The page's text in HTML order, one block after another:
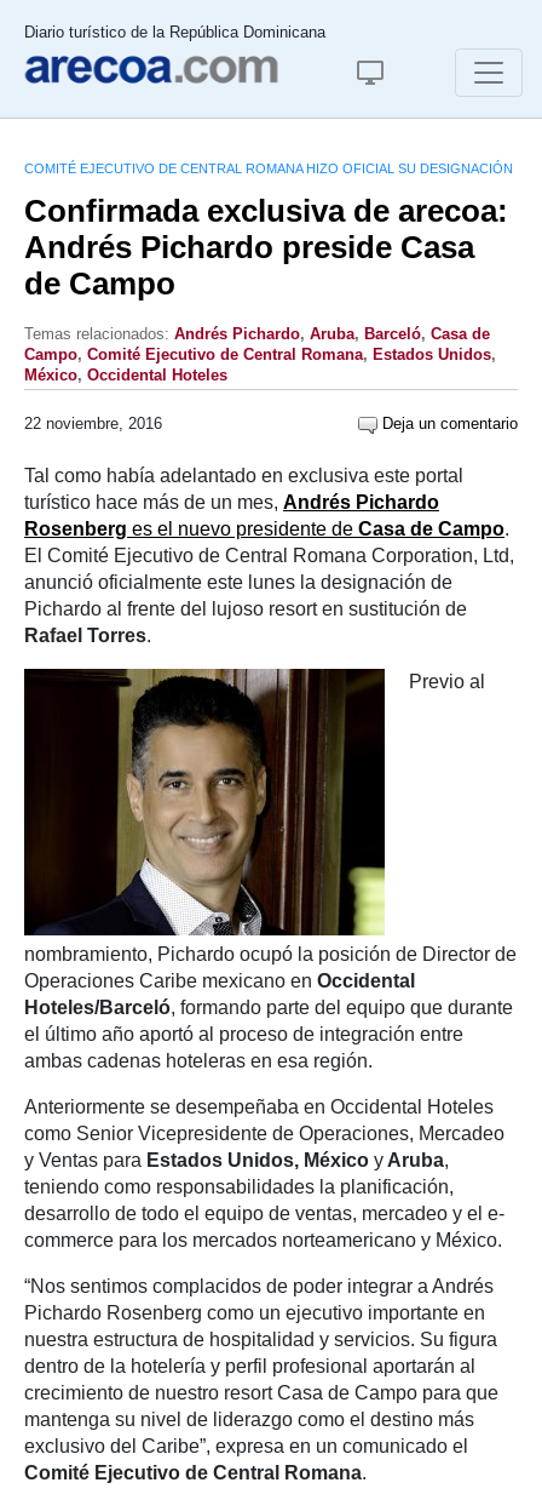
Diario turístico de la República Dominicana
COMITÉ EJECUTIVO DE CENTRAL ROMANA HIZO OFICIAL SU DESIGNACIÓN
Confirmada exclusiva de arecoa:
Andrés Pichardo preside Casa
de Campo
Temas relacionados: Andrés Pichardo, Aruba, Barceló, Casa de
Campo, Comité Ejecutivo de Central Romana, Estados Unidos,
México, Occidental Hoteles
22 noviembre, 2016 Deja un comentario
Tal como había adelantado en exclusiva este portal
turístico hace más de un mes, Andrés Pichardo
Rosenberg es el nuevo presidente de Casa de Campo.
El Comité Ejecutivo de Central Romana Corporation, Ltd,
anunció oficialmente este lunes la designación de
Pichardo al frente del lujoso resort en sustitución de
Rafael Torres.
Previo al
nombramiento, Pichardo ocupó la posición de Director de
Operaciones Caribe mexicano en Occidental
Hoteles/Barceló, formando parte del equipo que durante
el último año aportó al proceso de integración entre
ambas cadenas hoteleras en esa región.
Anteriormente se desempeñaba en Occidental Hoteles
como Senior Vicepresidente de Operaciones, Mercadeo
y Ventas para Estados Unidos, México y Aruba,
teniendo como responsabilidades la planificación,
desarrollo de todo el equipo de ventas, mercadeo y el e-
commerce para los mercados norteamericano y México.
“Nos sentimos complacidos de poder integrar a Andrés
Pichardo Rosenberg como un ejecutivo importante en
nuestra estructura de hospitalidad y servicios. Su figura
dentro de la hotelería y perfil profesional aportarán al
crecimiento de nuestro resort Casa de Campo para que
mantenga su nivel de liderazgo como el destino más
exclusivo del Caribe”, expresa en un comunicado el
Comité Ejecutivo de Central Romana.